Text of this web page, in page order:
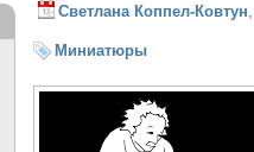
Светлана Коппел-Ковтун
Миниатюры